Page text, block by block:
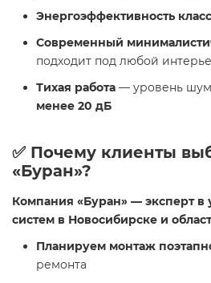
Энергоэффективность
Современный
подходит под любой
Тихая работа — уровень
менее 20 дБ
✅ Почему клиенты
«Буран»?
Компания «Буран» — эксперт в
систем в Новосибирске и
Планируем монтаж
ремонта